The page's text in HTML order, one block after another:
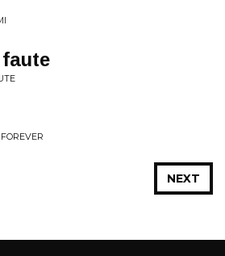
NEXT